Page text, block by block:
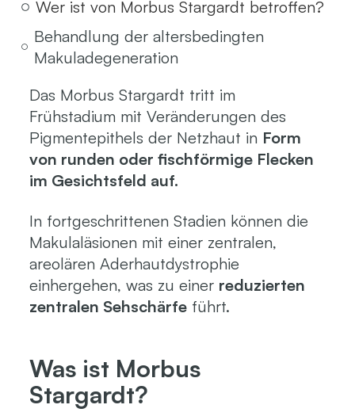
Wer ist von Morbus Stargardt betroffen?
Behandlung der altersbedingten
Makuladegeneration
Das Morbus Stargardt tritt im
Frühstadium mit Veränderungen des
Pigmentepithels der Netzhaut in Form
von runden oder fischförmige Flecken
im Gesichtsfeld auf.
In fortgeschrittenen Stadien können die
Makulaläsionen mit einer zentralen,
areolären Aderhautdystrophie
einhergehen, was zu einer reduzierten
zentralen Sehschärfeführt.
Was ist Morbus
Stargardt?